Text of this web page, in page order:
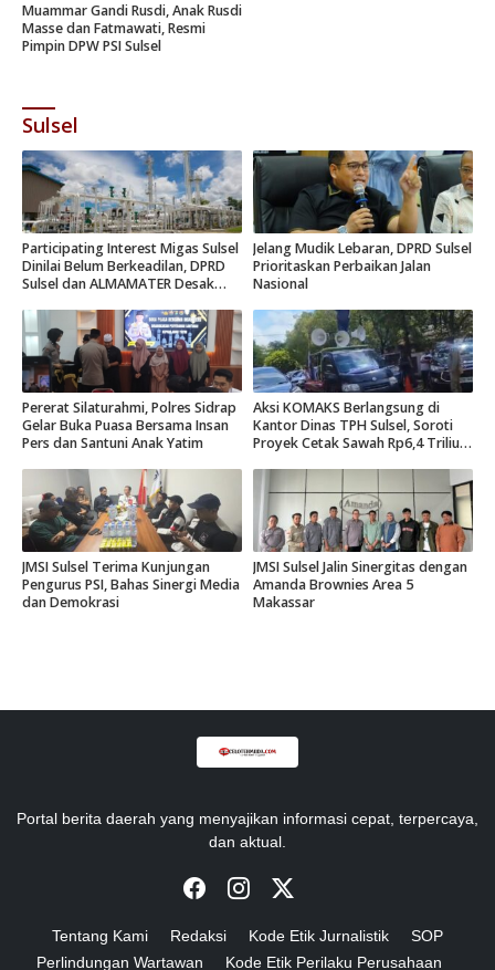
Muammar Gandi Rusdi, Anak Rusdi
Masse dan Fatmawati, Resmi
Pimpin DPW PSI Sulsel
Sulsel
Participating Interest Migas Sulsel
Dinilai Belum Berkeadilan, DPRD
Sulsel dan ALMAMATER Desak
Jelang Mudik Lebaran, DPRD Sulsel
Prioritaskan Perbaikan Jalan
Nasional
Pererat Silaturahmi, Polres Sidrap
Gelar Buka Puasa Bersama Insan
Pers dan Santuni Anak Yatim
Aksi KOMAKS Berlangsung di
Kantor Dinas TPH Sulsel, Soroti
Proyek Cetak Sawah Rp6,4 Triliun
JMSI Sulsel Terima Kunjungan
Pengurus PSI, Bahas Sinergi Media
dan Demokrasi
JMSI Sulsel Jalin Sinergitas dengan
Amanda Brownies Area 5
Makassar
Portal berita daerah yang menyajikan informasi cepat, terpercaya,
dan aktual.
Tentang Kami Redaksi Kode Etik Jurnalistik
SOP
Perlindungan Wartawan
Kode Etik Perilaku Perusahaan